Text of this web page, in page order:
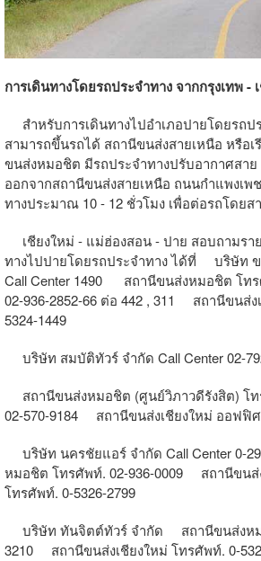
การเดินทางโดยรถประจำทาง จากกรุงเทพ -
สำหรับการเดินทางไปอำเภอปายโดยรถป
สามารถขึ้นรถได้ สถานีขนส่งสายเหนือ หรือ
ขนส่งหมอชิต มีรถประจำทางปรับอากาศสาย
ออกจากสถานีขนส่งสายเหนือ ถนนกำแพงเพ
ทางประมาณ 10 - 12 ชั่วโมง เพื่อต่อรถโดยส
เชียงใหม่ - แม่ฮ่องสอน - ปาย สอบถามรา
ทางไปปายโดยรถประจำทาง ได้ที่ บริษัท ข
Call Center 1490 สถานีขนส่งหมอชิต โทร
02-936-2852-66 ต่อ 442 , 311 สถานีขนส่
5324-1449
บริษัท สมบัติทัวร์ จำกัด Call Center 02-
สถานีขนส่งหมอชิต (ศูนย์วิภาวดีรังสิต) โท
02-570-9184 สถานีขนส่งเชียงใหม่ ออฟฟิศ
บริษัท นครชัยแอร์ จำกัด Call Center 0-
หมอชิต โทรศัพท์. 02-936-0009 สถานีขนส่
โทรศัพท์. 0-5326-2799
บริษัท ทันจิตต์ทัวร์ จำกัด สถานีขนส่งหม
3210 สถานีขนส่งเชียงใหม่ โทรศัพท์. 0-